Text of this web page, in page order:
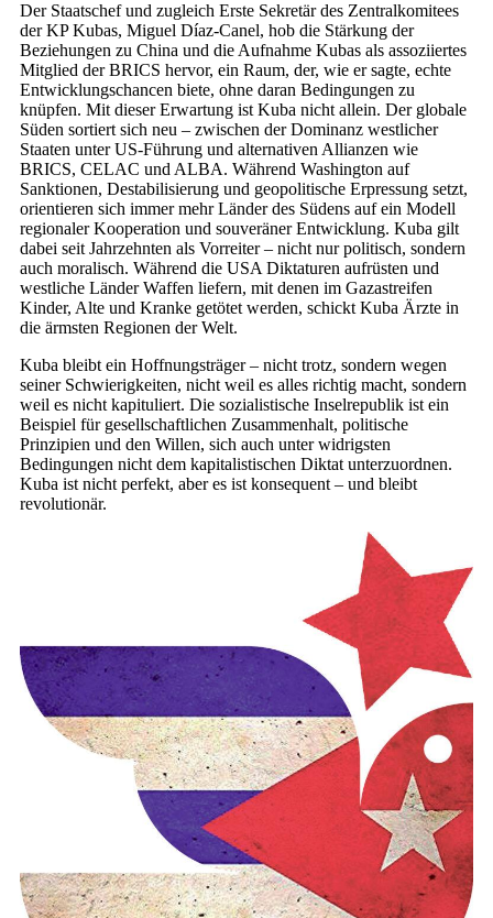
Der Staatschef und zugleich Erste Sekretär des Zentralkomitees
der KP Kubas, Miguel Díaz-Canel, hob die Stärkung der
Beziehungen zu China und die Aufnahme Kubas als assoziiertes
Mitglied der BRICS hervor, ein Raum, der, wie er sagte, echte
Entwicklungschancen biete, ohne daran Bedingungen zu
knüpfen. Mit dieser Erwartung ist Kuba nicht allein. Der globale
Süden sortiert sich neu – zwischen der Dominanz westlicher
Staaten unter US-Führung und alternativen Allianzen wie
BRICS, CELAC und ALBA. Während Washington auf
Sanktionen, Destabilisierung und geopolitische Erpressung setzt,
orientieren sich immer mehr Länder des Südens auf ein Modell
regionaler Kooperation und souveräner Entwicklung. Kuba gilt
dabei seit Jahrzehnten als Vorreiter – nicht nur politisch, sondern
auch moralisch. Während die USA Diktaturen aufrüsten und
westliche Länder Waffen liefern, mit denen im Gazastreifen
Kinder, Alte und Kranke getötet werden, schickt Kuba Ärzte in
die ärmsten Regionen der Welt.
Kuba bleibt ein Hoffnungsträger – nicht trotz, sondern wegen
seiner Schwierigkeiten, nicht weil es alles richtig macht, sondern
weil es nicht kapituliert. Die sozialistische Inselrepublik ist ein
Beispiel für gesellschaftlichen Zusammenhalt, politische
Prinzipien und den Willen, sich auch unter widrigsten
Bedingungen nicht dem kapitalistischen Diktat unterzuordnen.
Kuba ist nicht perfekt, aber es ist konsequent – und bleibt
revolutionär.